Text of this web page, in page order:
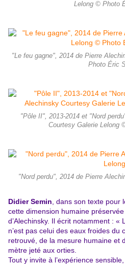
Lelong © Photo
"Le feu gagne", 2014 de Pierre
Photo Éric
"Pôle II", 2013-2014 et "Nord
Courtesy Galerie Lelong
"Nord perdu", 2014 de Pierre
Didier Semin , dans son texte pour
cette dimension humaine
d’Alechinsky. Il écrit notamment : «
n’est pas celui des eaux froides du
retrouvé, de la mesure humaine et
mètre jeté aux orties.
Tout y invite à l’expérience